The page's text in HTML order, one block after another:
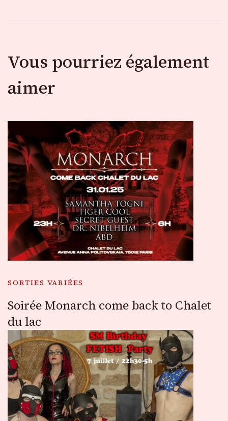
Vous pourriez également
aimer
SORTIES VARIÉES
Soirée Monarch come back to Chalet
du lac